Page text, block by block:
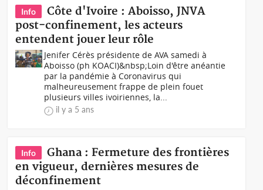
Info
Côte d'Ivoire : Aboisso, JNVA
post-confinement, les acteurs
entendent jouer leur rôle
Jenifer Cérès présidente de AVA samedi à
Aboisso (ph KOACI)&nbsp;Loin d'être anéantie
par la pandémie à Coronavirus qui
malheureusement frappe de plein fouet
plusieurs villes ivoiriennes, la...
il y a 5 ans
Info
Ghana : Fermeture des frontières
en vigueur, dernières mesures de
déconfinement